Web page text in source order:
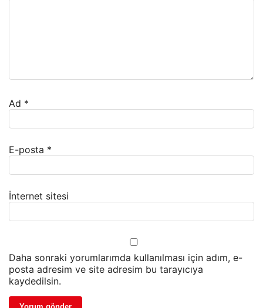
Ad *
E-posta *
İnternet sitesi
Daha sonraki yorumlarımda kullanılması için adım, e-
posta adresim ve site adresim bu tarayıcıya
kaydedilsin.